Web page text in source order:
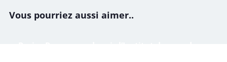
Vous pourriez aussi aimer..